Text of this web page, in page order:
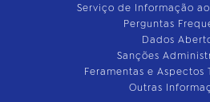
Serviço de Informação
Perguntas
Dados
Sanções
Feramentas e Aspectos
Outras